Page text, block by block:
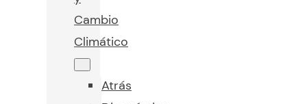
Cambio
Climático
Atrás